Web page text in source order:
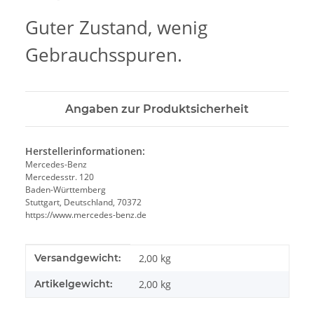
Guter Zustand, wenig
Gebrauchsspuren.
Angaben zur Produktsicherheit
Herstellerinformationen:
Mercedes-Benz
Mercedesstr. 120
Baden-Württemberg
Stuttgart, Deutschland, 70372
https://www.mercedes-benz.de
Produkteigenschaft
Wert
Versandgewicht: 2,00 kg
Artikelgewicht: 2,00 kg